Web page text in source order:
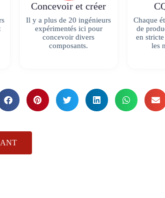
Concevoir et créer
Il y a plus de 20 ingénieurs
expérimentés ici pour
concevoir divers
composants.
Chaque
de
en
les